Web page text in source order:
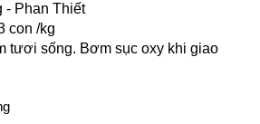
- Phan Thiết
con /kg
tươi sống. Bơm sục oxy khi giao